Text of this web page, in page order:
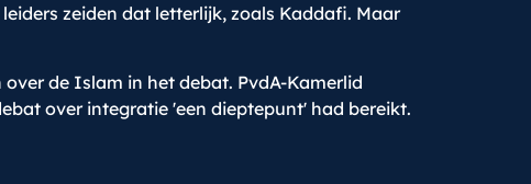
zeiden dat letterlijk, zoals Kaddafi. Maar
de Islam in het debat. PvdA-Kamerlid
over integratie 'een dieptepunt' had bereikt.